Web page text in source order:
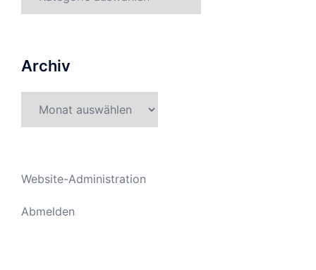
Archiv
Website-Administration
Abmelden